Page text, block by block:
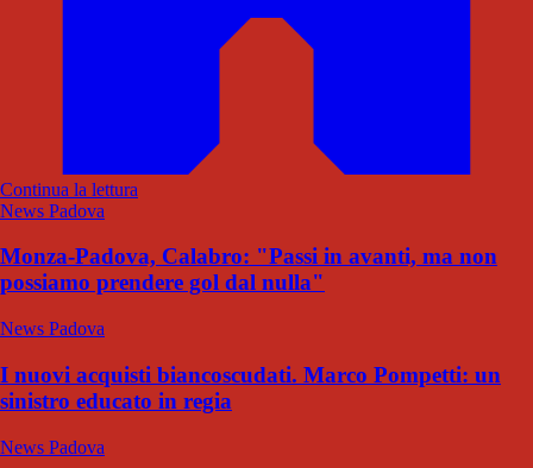
Continua la lettura
News Padova
Monza-Padova, Calabro: "Passi in avanti, ma non
possiamo prendere gol dal nulla"
News Padova
I nuovi acquisti biancoscudati. Marco Pompetti: un
sinistro educato in regia
News Padova